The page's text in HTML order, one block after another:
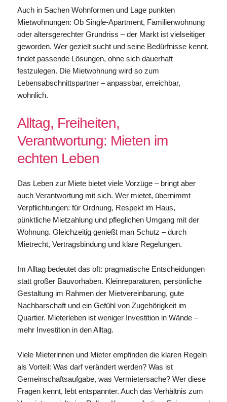
Auch in Sachen Wohnformen und Lage punkten
Mietwohnungen: Ob Single-Apartment, Familienwohnung
oder altersgerechter Grundriss – der Markt ist vielseitiger
geworden. Wer gezielt sucht und seine Bedürfnisse kennt,
findet passende Lösungen, ohne sich dauerhaft
festzulegen. Die Mietwohnung wird so zum
Lebensabschnittspartner – anpassbar, erreichbar,
wohnlich.
Alltag, Freiheiten,
Verantwortung: Mieten im
echten Leben
Das Leben zur Miete bietet viele Vorzüge – bringt aber
auch Verantwortung mit sich. Wer mietet, übernimmt
Verpflichtungen: für Ordnung, Respekt im Haus,
pünktliche Mietzahlung und pfleglichen Umgang mit der
Wohnung. Gleichzeitig genießt man Schutz – durch
Mietrecht, Vertragsbindung und klare Regelungen.
Im Alltag bedeutet das oft: pragmatische Entscheidungen
statt großer Bauvorhaben. Kleinreparaturen, persönliche
Gestaltung im Rahmen der Mietvereinbarung, gute
Nachbarschaft und ein Gefühl von Zugehörigkeit im
Quartier. Mieterleben ist weniger Investition in Wände –
mehr Investition in den Alltag.
Viele Mieterinnen und Mieter empfinden die klaren Regeln
als Vorteil: Was darf verändert werden? Was ist
Gemeinschaftsaufgabe, was Vermietersache? Wer diese
Fragen kennt, lebt entspannter. Auch das Verhältnis zum